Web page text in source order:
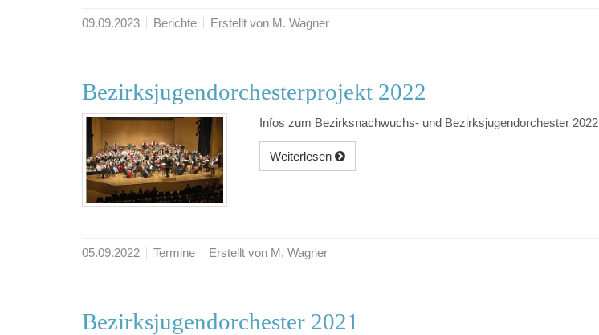
09.09.2023 Berichte Erstellt von M. Wagner
Bezirksjugendorchesterprojekt 2022
Infos zum Bezirksnachwuchs- und Bezirksjugendorchester 2022
Weiterlesen
05.09.2022 Termine Erstellt von M. Wagner
Bezirksjugendorchester 2021